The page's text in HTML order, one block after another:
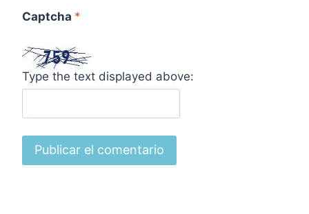
Captcha *
Type the text displayed above: